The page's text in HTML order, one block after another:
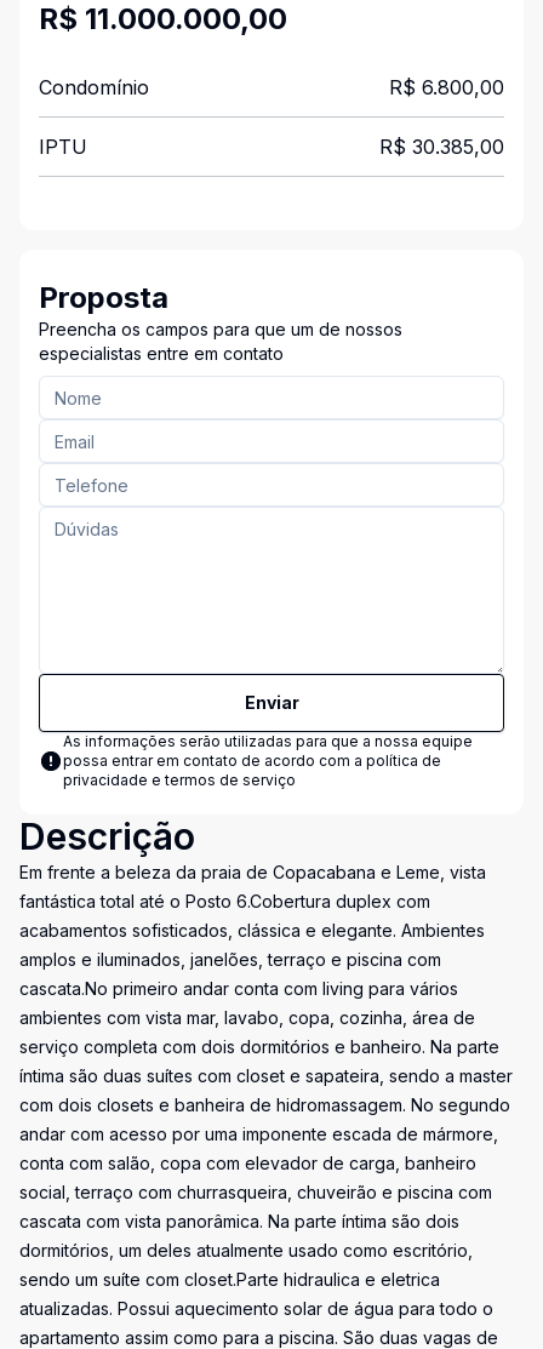
R$ 11.000.000,00
Condomínio R$ 6.800,00
IPTU R$ 30.385,00
Proposta
Preencha os campos para que um de nossos
especialistas entre em contato
Enviar
As informações serão utilizadas para que a nossa equipe
possa entrar em contato de acordo com a política de
privacidade e termos de serviço
Descrição
Em frente a beleza da praia de Copacabana e Leme, vista
fantástica total até o Posto 6.Cobertura duplex com
acabamentos sofisticados, clássica e elegante. Ambientes
amplos e iluminados, janelões, terraço e piscina com
cascata.No primeiro andar conta com living para vários
ambientes com vista mar, lavabo, copa, cozinha, área de
serviço completa com dois dormitórios e banheiro. Na parte
íntima são duas suítes com closet e sapateira, sendo a master
com dois closets e banheira de hidromassagem. No segundo
andar com acesso por uma imponente escada de mármore,
conta com salão, copa com elevador de carga, banheiro
social, terraço com churrasqueira, chuveirão e piscina com
cascata com vista panorâmica. Na parte íntima são dois
dormitórios, um deles atualmente usado como escritório,
sendo um suíte com closet.Parte hidraulica e eletrica
atualizadas. Possui aquecimento solar de água para todo o
apartamento assim como para a piscina. São duas vagas de